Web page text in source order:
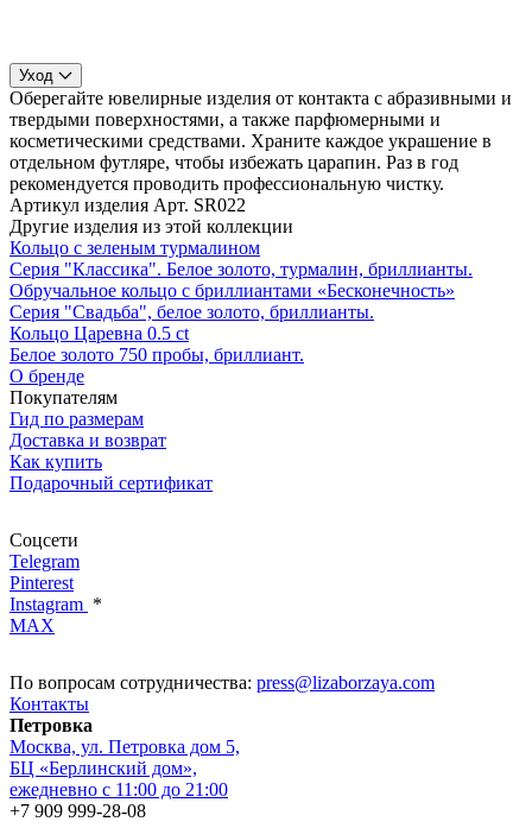
Уход
Оберегайте ювелирные изделия от контакта с абразивными и
твердыми поверхностями, а также парфюмерными и
косметическими средствами. Храните каждое украшение в
отдельном футляре, чтобы избежать царапин. Раз в год
рекомендуется проводить профессиональную чистку.
Артикул изделия Арт. SR022
Другие изделия из этой коллекции
Кольцо с зеленым турмалином
Серия "Классика". Белое золото, турмалин, бриллианты.
Обручальное кольцо с бриллиантами «Бесконечность»
Серия "Свадьба", белое золото, бриллианты.
Кольцо Царевна 0.5 ct
Белое золото 750 пробы, бриллиант.
О бренде
Покупателям
Гид по размерам
Доставка и возврат
Как купить
Подарочный сертификат
Соцсети
Telegram
Pinterest
Instagram *
MAX
По вопросам сотрудничества: press@lizaborzaya.com
Контакты
Петровка
Москва, ул. Петровка дом 5,
БЦ «Берлинский дом»,
ежедневно с 11:00 до 21:00
+7 909 999-28-08